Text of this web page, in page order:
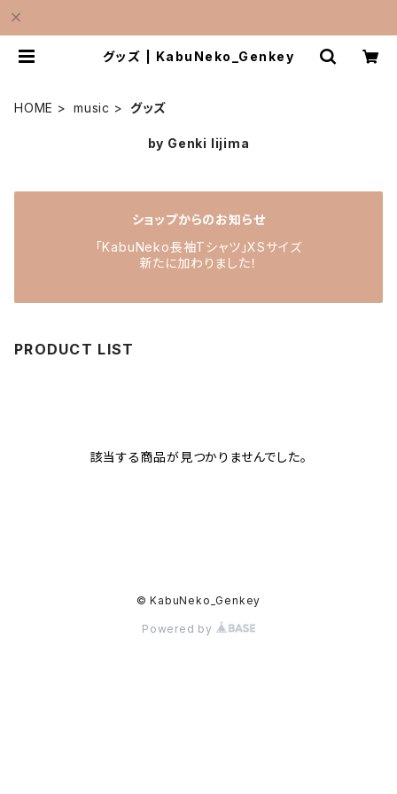
グッズ | KabuNeko_Genkey
HOME music グッズ
by Genki Iijima
ショップからのお知らせ
「KabuNeko長袖Tシャツ」XSサイズ
新たに加わりました！
PRODUCT LIST
該当する商品が見つかりませんでした。
© KabuNeko_Genkey
Powered by